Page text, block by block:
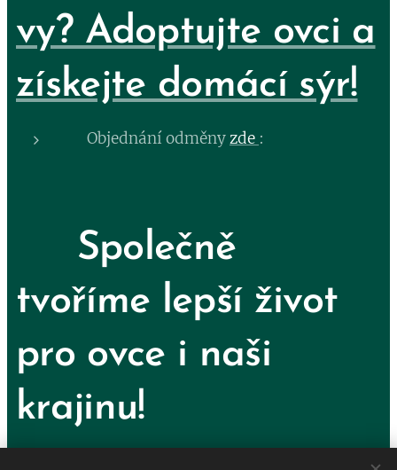
vy? Adoptujte ovci a
získejte domácí sýr!
Objednání odměnyzde :
Společně
tvoříme lepší život
pro ovce i naši
krajinu!